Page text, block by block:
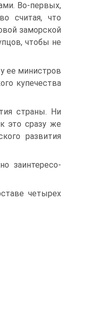
Во-пер­вых,
считая, что
заморской
чтобы не
ее министров
купече­ства
страны. Ни
это сразу же
развития
заинтересо­
четырех